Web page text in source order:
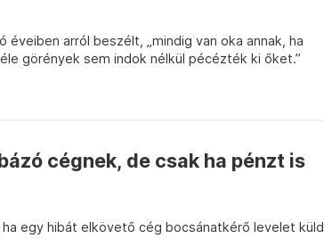
éveiben arról beszélt, „mindig van oka annak, ha
görények sem indok nélkül pécézték ki őket.”
cégnek, de csak ha pénzt is
egy hibát elkövető cég bocsánatkérő levelet küld,